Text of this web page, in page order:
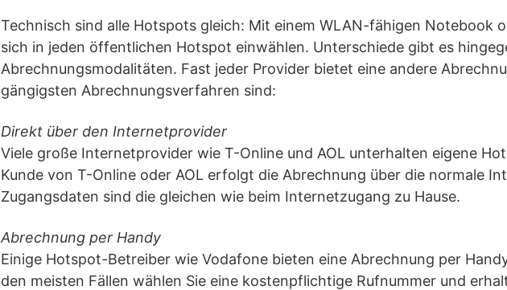
Technisch sind alle Hotspots gleich: Mit einem WLAN-fähigen Notebook
sich in jeden öffentlichen Hotspot einwählen. Unterschiede gibt es
Abrechnungsmodalitäten. Fast jeder Provider bietet eine andere
gängigsten Abrechnungsverfahren sind:
Direkt über den Internetprovider
Viele große Internetprovider wie T-Online und AOL unterhalten eigene
Kunde von T-Online oder AOL erfolgt die Abrechnung über die normale
Zugangsdaten sind die gleichen wie beim Internetzugang zu Hause.
Abrechnung per Handy
Einige Hotspot-Betreiber wie Vodafone bieten eine Abrechnung per
den meisten Fällen wählen Sie eine kostenpflichtige Rufnummer und